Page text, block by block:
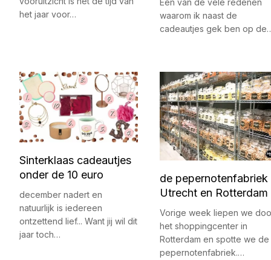
het jaar voor…
Eén van de vele redenen
waarom ik naast de
cadeautjes gek ben op
Sinterklaas cadeautjes
onder de 10 euro
december nadert en
natuurlijk is iedereen
ontzettend lief... Want jij wil dit
jaar toch…
de pepernotenfabriek
Utrecht en Rotterdam
Vorige week liepen we
het shoppingcenter in
Rotterdam en spotte we de
pepernotenfabriek.…